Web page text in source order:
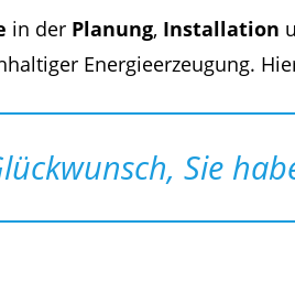
in der Planung, Installation
Energieerzeugung.
Sie